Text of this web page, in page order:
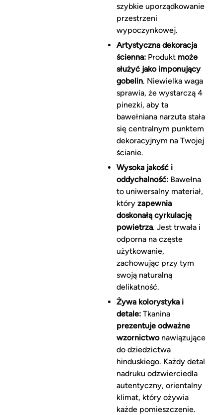
szybkie uporządkowanie
przestrzeni
wypoczynkowej.
Artystyczna dekoracja
ścienna:Produkt może
służyć jako imponujący
gobelin. Niewielka waga
sprawia, że wystarczą 4
pinezki, aby ta
bawełniana narzuta stała
się centralnym punktem
dekoracyjnym na Twojej
ścianie.
Wysoka jakość i
oddychalność:Bawełna
to uniwersalny materiał,
który zapewnia
doskonałą cyrkulację
powietrza. Jest trwała i
odporna na częste
użytkowanie,
zachowując przy tym
swoją naturalną
delikatność.
Żywa kolorystyka i
detale:Tkanina
prezentuje odważne
wzornictwonawiązujące
do dziedzictwa
hinduskiego. Każdy detal
nadruku odzwierciedla
autentyczny, orientalny
klimat, który ożywia
każde pomieszczenie.